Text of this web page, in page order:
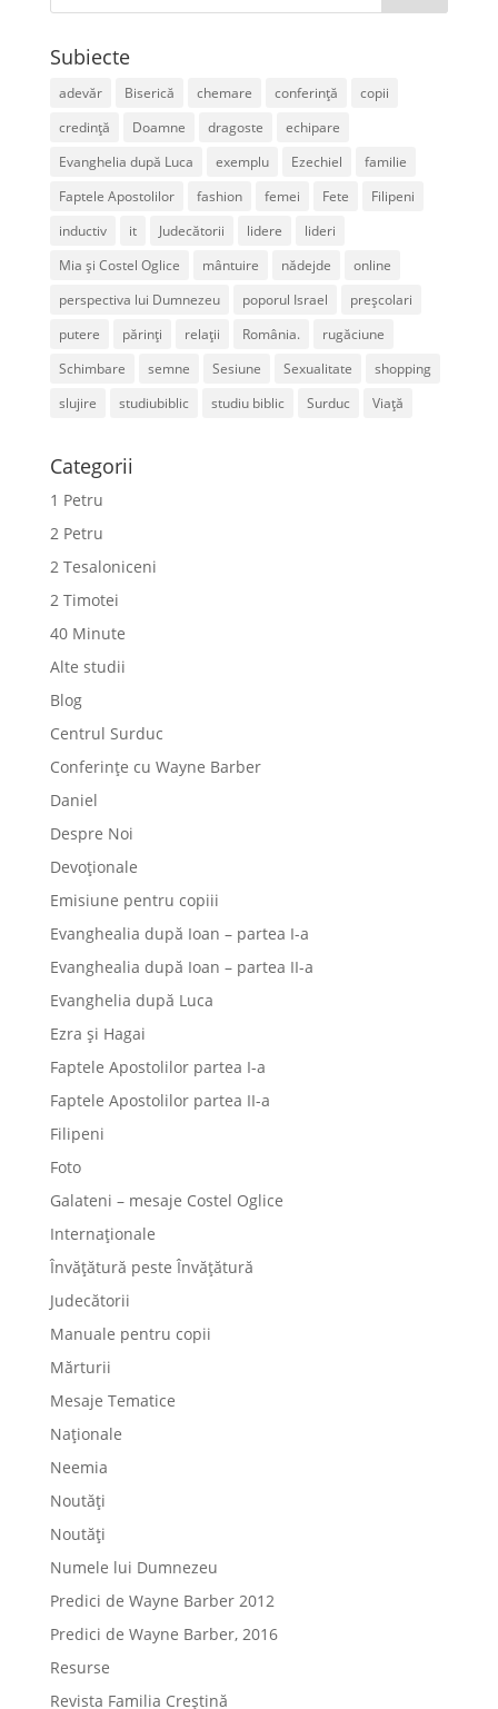
Subiecte
adevăr Biserică chemare conferință
copii
credință
Doamne dragoste
echipare
Evanghelia după Luca
exemplu Ezechiel
familie
Faptele Apostolilor
fashion femei Fete
Filipeni
inductiv
it Judecătorii lidere
lideri
Mia și Costel Oglice
mântuire nădejde
online
perspectiva lui Dumnezeu
poporul Israel
preșcolari
putere
părinți relații România.
rugăciune
Schimbare
semne Sesiune Sexualitate
shopping
slujire
studiubiblic studiu biblic Surduc Viață
Categorii
1 Petru
2 Petru
2 Tesaloniceni
2 Timotei
40 Minute
Alte studii
Blog
Centrul Surduc
Conferințe cu Wayne Barber
Daniel
Despre Noi
Devoționale
Emisiune pentru copiii
Evanghealia după Ioan – partea I-a
Evanghealia după Ioan – partea II-a
Evanghelia după Luca
Ezra și Hagai
Faptele Apostolilor partea I-a
Faptele Apostolilor partea II-a
Filipeni
Foto
Galateni – mesaje Costel Oglice
Internaționale
Învățătură peste Învățătură
Judecătorii
Manuale pentru copii
Mărturii
Mesaje Tematice
Naționale
Neemia
Noutăți
Noutăți
Numele lui Dumnezeu
Predici de Wayne Barber 2012
Predici de Wayne Barber, 2016
Resurse
Revista Familia Creștină